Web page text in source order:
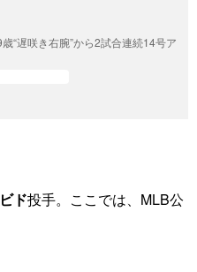
“遅咲き右腕”から2試合連続14号ア
ド投手。ここでは、MLB公